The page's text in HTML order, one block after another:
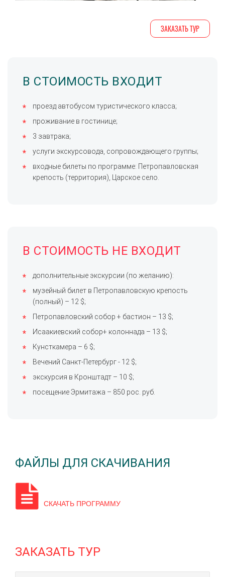
ЗАКАЗАТЬ ТУР
В СТОИМОСТЬ ВХОДИТ
проезд автобусом туристического класса;
проживание в гостинице;
3 завтрака;
услуги экскурсовода, сопровождающего группы;
входные билеты по программе: Петропавловская
крепость (территория), Царское село.
В СТОИМОСТЬ НЕ ВХОДИТ
дополнительные экскурсии (по желанию):
музейный билет в Петропавловскую крепость
(полный) – 12 $;
Петропавловский собор + бастион – 13 $;
Исаакиевский собор+ колоннада – 13 $;
Кунсткамера – 6 $;
Вечений Санкт-Петербург - 12 $;
экскурсия в Кронштадт – 10 $;
посещение Эрмитажа – 850 рос. руб.
ФАЙЛЫ ДЛЯ СКАЧИВАНИЯ
СКАЧАТЬ ПРОГРАММУ
ЗАКАЗАТЬ ТУР